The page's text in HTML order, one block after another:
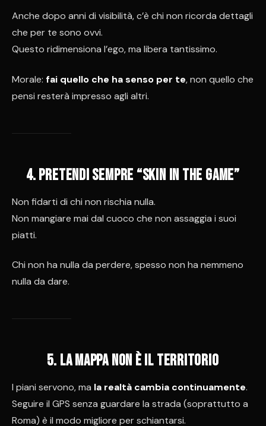
Anche dopo anni di visibilità, c’è chi non ricorda dettagli
che per te sono ovvi.
Questo ridimensiona l’ego, ma libera tantissimo.
Morale: fai quello che ha senso per te, non quello che
pensi resterà impresso agli altri.
4. Pretendi sempre “skin in the game”
Non fidarti di chi non rischia nulla.
Non mangiare mai dal cuoco che non assaggia i suoi
piatti.
Chi non ha nulla da perdere, spesso non ha nemmeno
nulla da dare.
5. La mappa non è il territorio
I piani servono, ma la realtà cambia continuamente.
Seguire il GPS senza guardare la strada (soprattutto a
Roma) è il modo migliore per schiantarsi.